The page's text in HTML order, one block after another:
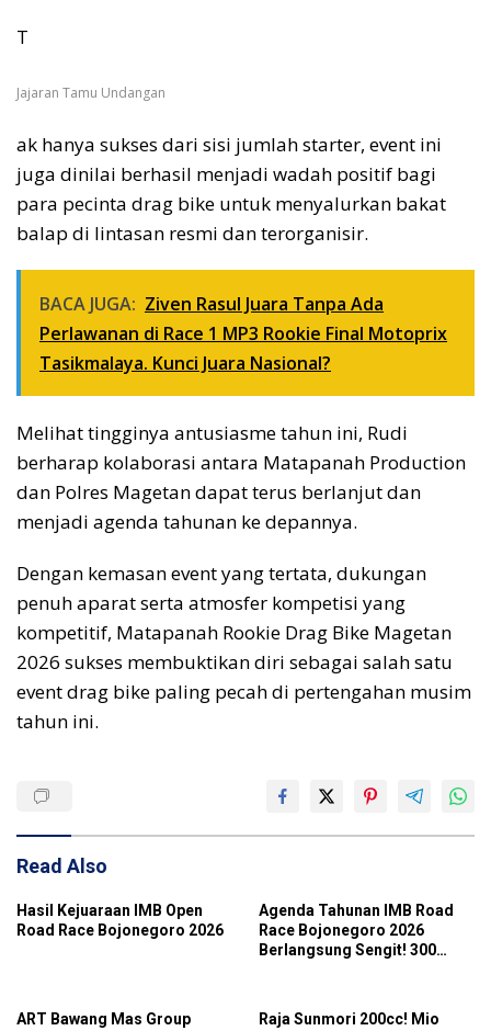
T
Jajaran Tamu Undangan
ak hanya sukses dari sisi jumlah starter, event ini
juga dinilai berhasil menjadi wadah positif bagi
para pecinta drag bike untuk menyalurkan bakat
balap di lintasan resmi dan terorganisir.
BACA JUGA: Ziven Rasul Juara Tanpa Ada
Perlawanan di Race 1 MP3 Rookie Final Motoprix
Tasikmalaya. Kunci Juara Nasional?
Melihat tingginya antusiasme tahun ini, Rudi
berharap kolaborasi antara Matapanah Production
dan Polres Magetan dapat terus berlanjut dan
menjadi agenda tahunan ke depannya.
Dengan kemasan event yang tertata, dukungan
penuh aparat serta atmosfer kompetisi yang
kompetitif, Matapanah Rookie Drag Bike Magetan
2026 sukses membuktikan diri sebagai salah satu
event drag bike paling pecah di pertengahan musim
tahun ini.
Read Also
Hasil Kejuaraan IMB Open
Road Race Bojonegoro 2026
Agenda Tahunan IMB Road
Race Bojonegoro 2026
Berlangsung Sengit! 300
ART Bawang Mas Group
Raja Sunmori 200cc! Mio